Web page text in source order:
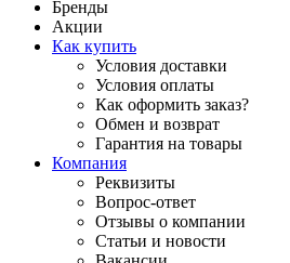
Бренды
Акции
Как купить
Условия доставки
Условия оплаты
Как оформить заказ?
Обмен и возврат
Гарантия на товары
Компания
Реквизиты
Вопрос-ответ
Отзывы о компании
Статьи и новости